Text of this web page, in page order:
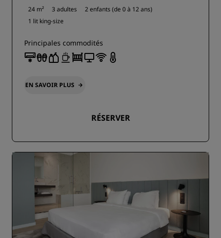
24 m² 3 adultes
2 enfants (de 0 à 12 ans)
1 lit king-size
Principales commodités
EN SAVOIR PLUS
RÉSERVER